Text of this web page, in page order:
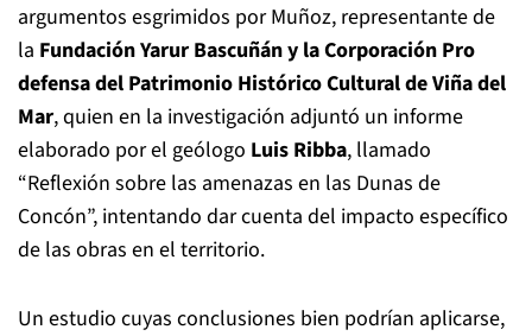
argumentos esgrimidos por Muñoz, representante de
la Fundación Yarur Bascuñán y la Corporación Pro
defensa del Patrimonio Histórico Cultural de Viña del
Mar, quien en la investigación adjuntó un informe
elaborado por el geólogo Luis Ribba, llamado
“Reflexión sobre las amenazas en las Dunas de
Concón”, intentando dar cuenta del impacto específico
de las obras en el territorio.
Un estudio cuyas conclusiones bien podrían aplicarse,